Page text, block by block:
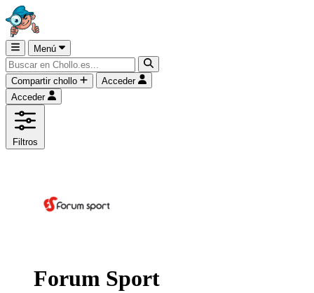
Menú
Compartir chollo
Acceder
Acceder
Filtros
Forum Sport